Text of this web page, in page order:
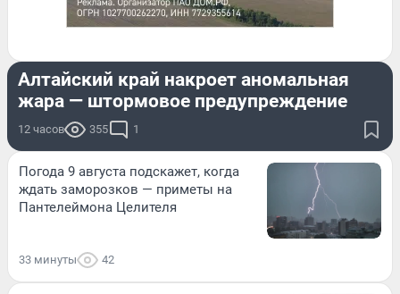
Алтайский край накроет аномальная
жара — штормовое предупреждение
12 часов 355 1
Погода 9 августа подскажет, когда
ждать заморозков — приметы на
Пантелеймона Целителя
33 минуты 42